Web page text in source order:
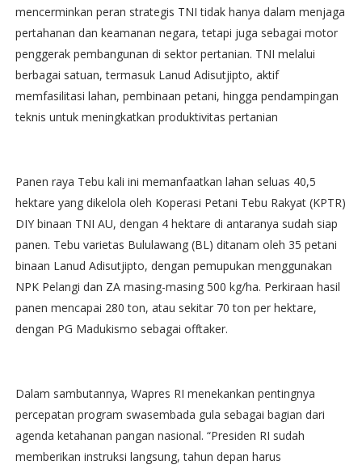
mencerminkan peran strategis TNI tidak hanya dalam menjaga
pertahanan dan keamanan negara, tetapi juga sebagai motor
penggerak pembangunan di sektor pertanian. TNI melalui
berbagai satuan, termasuk Lanud Adisutjipto, aktif
memfasilitasi lahan, pembinaan petani, hingga pendampingan
teknis untuk meningkatkan produktivitas pertanian
Panen raya Tebu kali ini memanfaatkan lahan seluas 40,5
hektare yang dikelola oleh Koperasi Petani Tebu Rakyat (KPTR)
DIY binaan TNI AU, dengan 4 hektare di antaranya sudah siap
panen. Tebu varietas Bululawang (BL) ditanam oleh 35 petani
binaan Lanud Adisutjipto, dengan pemupukan menggunakan
NPK Pelangi dan ZA masing-masing 500 kg/ha. Perkiraan hasil
panen mencapai 280 ton, atau sekitar 70 ton per hektare,
dengan PG Madukismo sebagai offtaker.
Dalam sambutannya, Wapres RI menekankan pentingnya
percepatan program swasembada gula sebagai bagian dari
agenda ketahanan pangan nasional. “Presiden RI sudah
memberikan instruksi langsung, tahun depan harus